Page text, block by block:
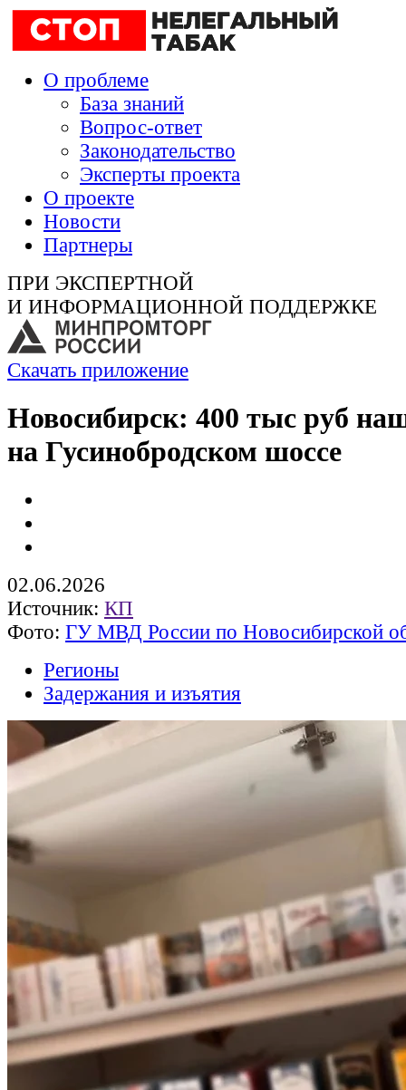
О проблеме
База знаний
Вопрос-ответ
Законодательство
Эксперты проекта
О проекте
Новости
Партнеры
ПРИ ЭКСПЕРТНОЙ
И ИНФОРМАЦИОННОЙ ПОДДЕРЖКЕ
Скачать приложение
Новосибирск: 400 тыс руб
на Гусинобродском шоссе
02.06.2026
Источник: КП
Фото: ГУ МВД России по Новосибирской
Регионы
Задержания и изъятия